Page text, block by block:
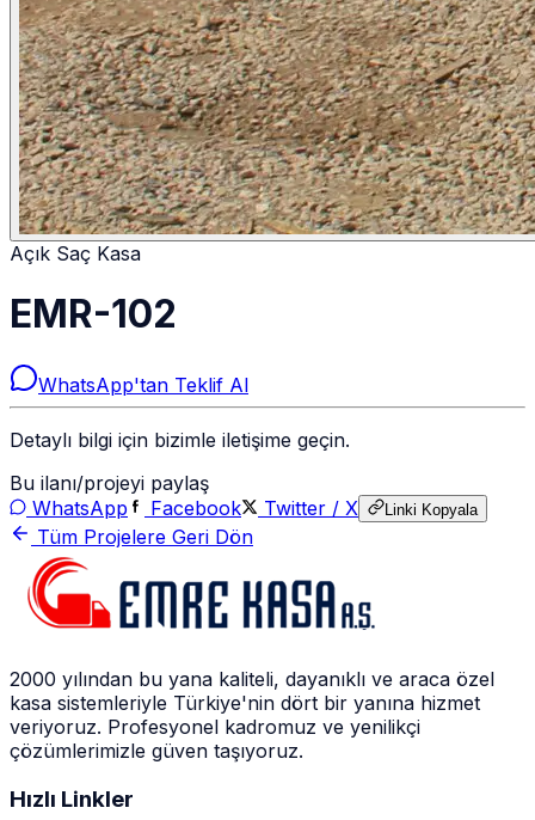
Açık Saç Kasa
EMR-102
WhatsApp'tan Teklif Al
Detaylı bilgi için bizimle iletişime geçin.
Bu ilanı/projeyi paylaş
WhatsApp
Facebook Twitter / X Linki Kopyala
Tüm Projelere Geri Dön
2000 yılından bu yana kaliteli, dayanıklı ve araca özel
kasa sistemleriyle Türkiye'nin dört bir yanına hizmet
veriyoruz. Profesyonel kadromuz ve yenilikçi
çözümlerimizle güven taşıyoruz.
Hızlı Linkler